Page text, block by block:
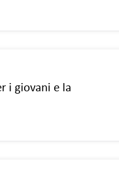
i giovani e la